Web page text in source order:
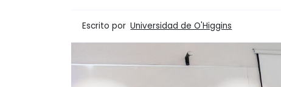
Escrito por Universidad de O'Higgins